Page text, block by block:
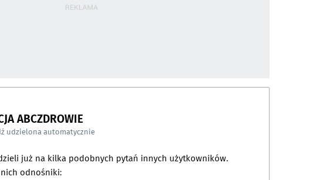
ABCZDROWIE
udzielona automatycznie
już na kilka podobnych pytań innych użytkowników.
odnośniki: